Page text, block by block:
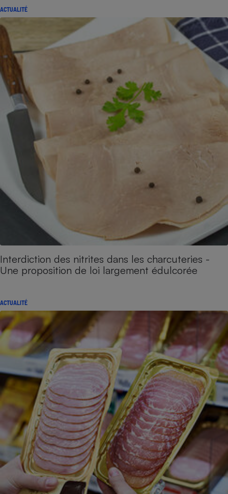
ACTUALITÉ
Interdiction des nitrites dans les charcuteries -
Une proposition de loi largement édulcorée
ACTUALITÉ